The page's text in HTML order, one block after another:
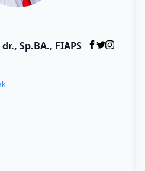
Sp.BA., FIAPS